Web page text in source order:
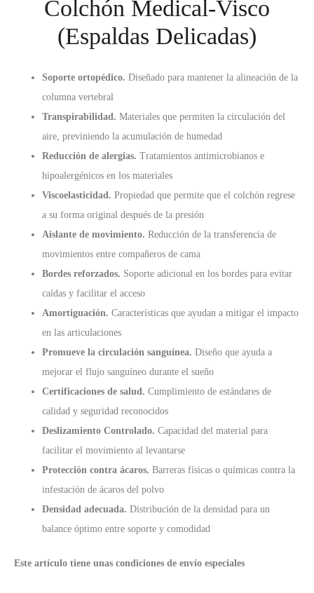
Colchón Medical-Visco
(Espaldas Delicadas)
Soporte ortopédico. Diseñado para mantener la alineación de la
columna vertebral
Transpirabilidad. Materiales que permiten la circulación del
aire, previniendo la acumulación de humedad
Reducción de alergias. Tratamientos antimicrobianos e
hipoalergénicos en los materiales
Viscoelasticidad. Propiedad que permite que el colchón regrese
a su forma original después de la presión
Aislante de movimiento. Reducción de la transferencia de
movimientos entre compañeros de cama
Bordes reforzados. Soporte adicional en los bordes para evitar
caídas y facilitar el acceso
Amortiguación. Características que ayudan a mitigar el impacto
en las articulaciones
Promueve la circulación sanguínea. Diseño que ayuda a
mejorar el flujo sanguíneo durante el sueño
Certificaciones de salud. Cumplimiento de estándares de
calidad y seguridad reconocidos
Deslizamiento Controlado. Capacidad del material para
facilitar el movimiento al levantarse
Protección contra ácaros. Barreras físicas o químicas contra la
infestación de ácaros del polvo
Densidad adecuada. Distribución de la densidad para un
balance óptimo entre soporte y comodidad
Este artículo tiene unas condiciones de envío especiales